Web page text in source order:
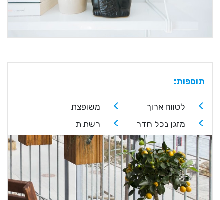
תוספות:
לטווח ארוך
משופצת
מזגן בכל חדר
רשתות